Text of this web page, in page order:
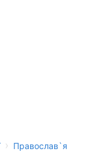
› Православ`я